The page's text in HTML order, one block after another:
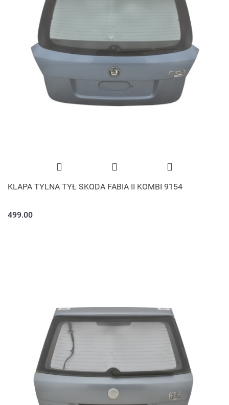
KLAPA TYLNA TYŁ SKODA FABIA II KOMBI 9154
499.00